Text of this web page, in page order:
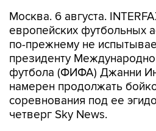
Москва. 6 августа.
европейских футбольных
по-прежнему не
президенту
футбола (ФИФА) Джанни
намерен продолжать
соревнования под ее
четверг Sky News.